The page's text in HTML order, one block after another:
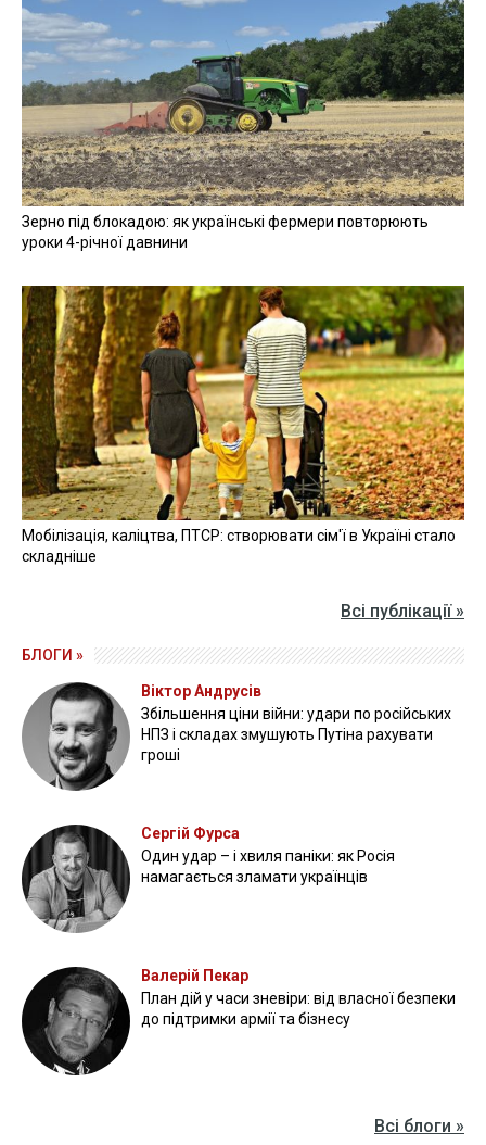
Зерно під блокадою: як українські фермери повторюють
уроки 4-річної давнини
Мобілізація, каліцтва, ПТСР: створювати сім'ї в Україні стало
складніше
Всі публікації »
БЛОГИ »
Віктор Андрусів
Збільшення ціни війни: удари по російських
НПЗ і складах змушують Путіна рахувати
гроші
Сергій Фурса
Один удар – і хвиля паніки: як Росія
намагається зламати українців
Валерій Пекар
План дій у часи зневіри: від власної безпеки
до підтримки армії та бізнесу
Всі блоги »